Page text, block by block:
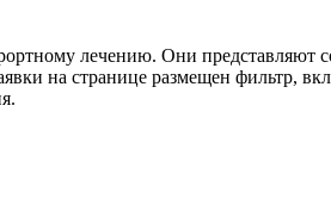
лечению. Они представляют
на странице размещен фильтр,